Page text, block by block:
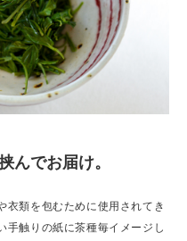
んでお届け。
衣類を包むために使用されてき
手触りの紙に茶種毎イメージし